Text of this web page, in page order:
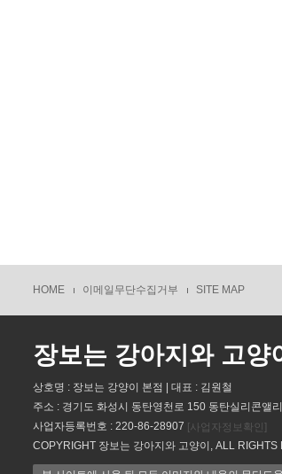
HOME 이메일무단수집거부 SITE MAP
장보는 강아지와 고양
상호명 : 장보는 강양이 본점 | 대표 : 김원철
주소 : 경기도 화성시 동탄영천로 150 동탄실리콘앨
사업자등록번호 : 220-86-28907 [사업자정보확인]
COPYRIGHT 장보는 강아지와 고양이, ALL RIGHTS